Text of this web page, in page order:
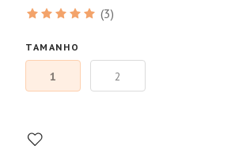
(3)
TAMANHO
1 2